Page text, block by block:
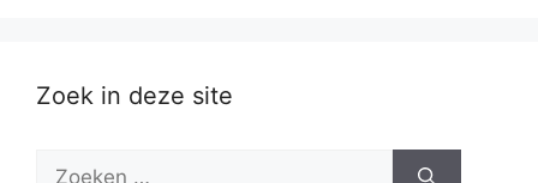
Zoek in deze site
Zoek